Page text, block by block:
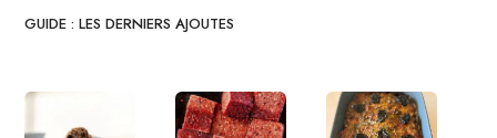
GUIDE : LES DERNIERS AJOUTES